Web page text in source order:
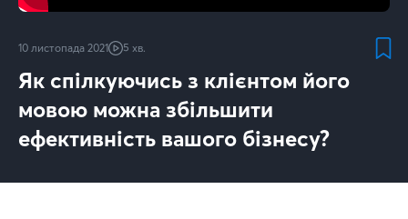
10 листопада 2021 5 хв.
Як спілкуючись з клієнтом його
мовою можна збільшити
ефективність вашого бізнесу?